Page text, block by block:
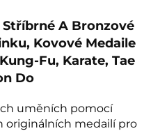
A Bronzové
Kovové Medaile
Fu, Karate, Tae
Do
uměních pomocí
originálních medailí pro